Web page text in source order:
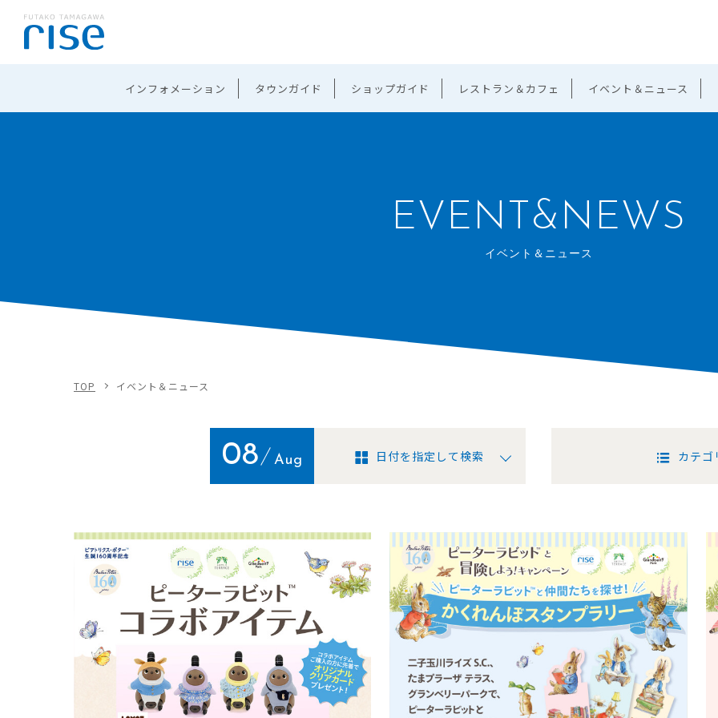
インフォメーション タウンガイド ショップガイド レストラン＆カフェ イベント＆ニュース
EVENT&NEWS
イベント＆ニュース
TOP イベント＆ニュース
08 Aug 日付を指定して検索 カテゴ